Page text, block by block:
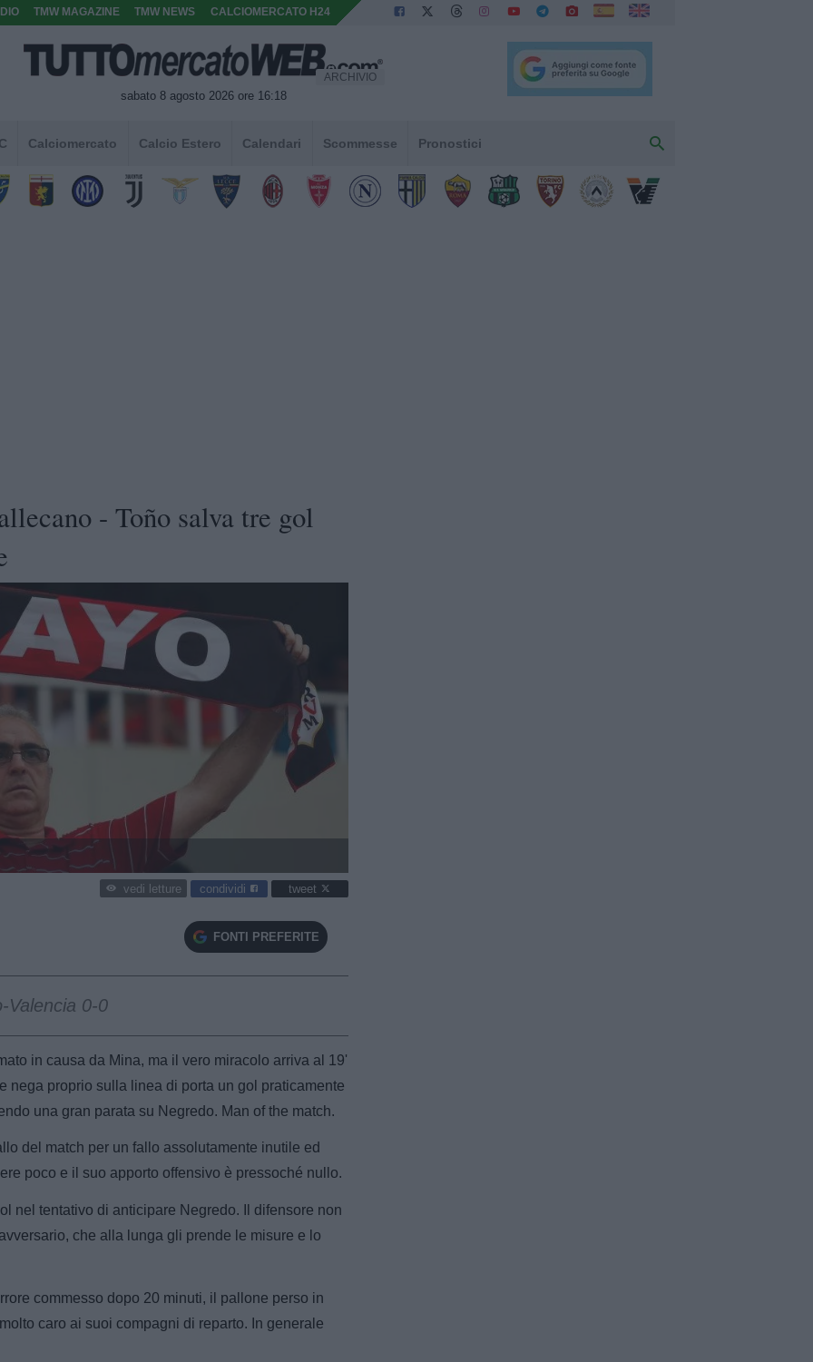
TMW MAGAZINE TMW NEWS CALCIOMERCATO H24
sabato 8 agosto 2026 ore 16:18
ARCHIVIO
Calciomercato Calcio Estero Calendari Scommesse Pronostici
- Toño salva tre gol
vedi letture condividi tweet
FONTI PREFERITE
Valencia 0-0
in causa da Mina, ma il vero miracolo arriva al 19'
nega proprio sulla linea di porta un gol praticamente
una gran parata su Negredo. Man of the match.
del match per un fallo assolutamente inutile ed
poco e il suo apporto offensivo è pressoché nullo.
nel tentativo di anticipare Negredo. Il difensore non
che alla lunga gli prende le misure e lo
commesso dopo 20 minuti, il pallone perso in
caro ai suoi compagni di reparto. In generale